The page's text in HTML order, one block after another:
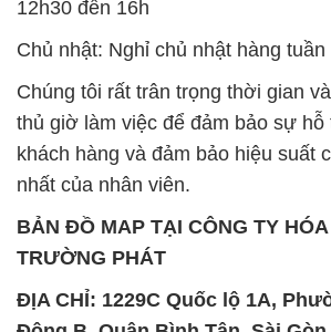
khách hàng và đảm bảo hiệu suất
nhất của nhân viên.
BẢN ĐỒ MAP TẠI CÔNG TY
TRƯỜNG PHÁT
ĐỊA CHỈ: 1229C Quốc lộ 1A,
Đông B, Quận Bình Tân, Sài Gòn
Minh